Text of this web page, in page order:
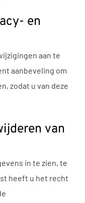
en
aan te
aanbeveling om
zodat u van deze
van
in te zien, te
heeft u het recht